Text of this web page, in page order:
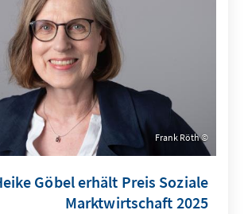
Frank Röth
Göbel erhält Preis Soziale
Marktwirtschaft 2025